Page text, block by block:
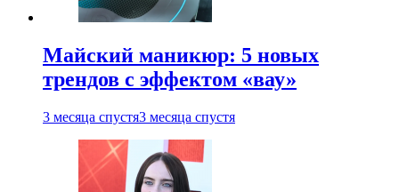
Майский маникюр: 5 новых
трендов с эффектом «вау»
3 месяца спустя3 месяца спустя